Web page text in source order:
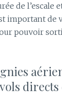
de l’escale
important de
pouvoir
directs